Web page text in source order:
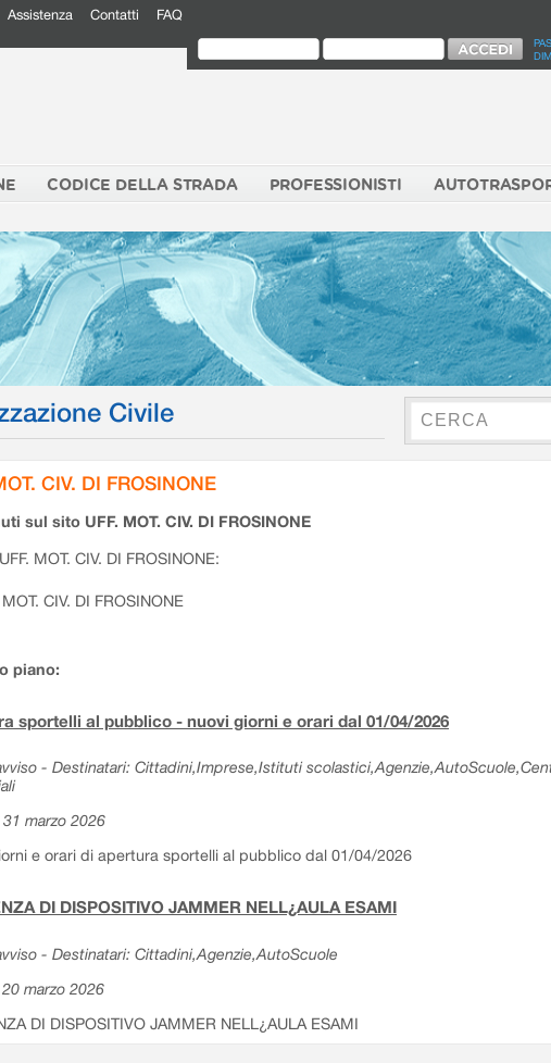
Assistenza Contatti FAQ
CODICE DELLA STRADA PROFESSIONISTI
Civile
CIV. DI FROSINONE
sul sito UFF. MOT. CIV. DI FROSINONE
MOT. CIV. DI FROSINONE:
MOT. CIV. DI FROSINONE
piano:
sportelli al pubblico - nuovi giorni e orari dal 01/04/2026
- Destinatari: Cittadini,Imprese,Istituti
marzo 2026
e orari di apertura sportelli al pubblico dal 01/04/2026
DI DISPOSITIVO JAMMER NELL¿AULA ESAMI
- Destinatari: Cittadini,Agenzie,AutoScuole
marzo 2026
DI DISPOSITIVO JAMMER NELL¿AULA ESAMI